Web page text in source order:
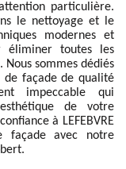
particulière.
le nettoyage et le
modernes et
éliminer toutes les
sommes dédiés
façade de qualité
impeccable qui
de votre
à LEFEBVRE
façade avec notre